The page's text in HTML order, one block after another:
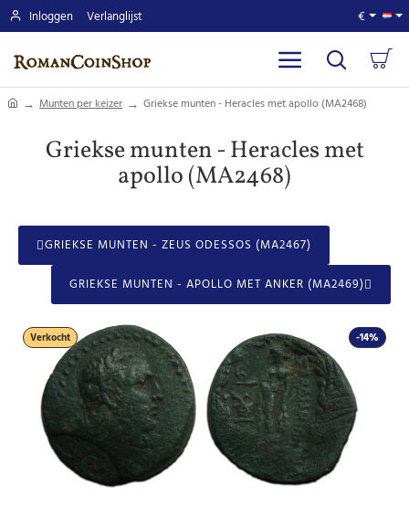
Inloggen Verlanglijst €
homeMunten per keizer Griekse munten - Heracles met apollo (MA2468)
Griekse munten - Heracles met
apollo (MA2468)
GRIEKSE MUNTEN - ZEUS ODESSOS (MA2467)
GRIEKSE MUNTEN - APOLLO MET ANKER (MA2469)
-14%
Verkocht